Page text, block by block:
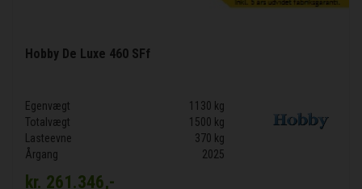
Hobby De Luxe 460 SFf
Egenvægt
1130 kg
Totalvægt
1500 kg
Lasteevne
370 kg
Årgang
2025
kr. 261.346,-